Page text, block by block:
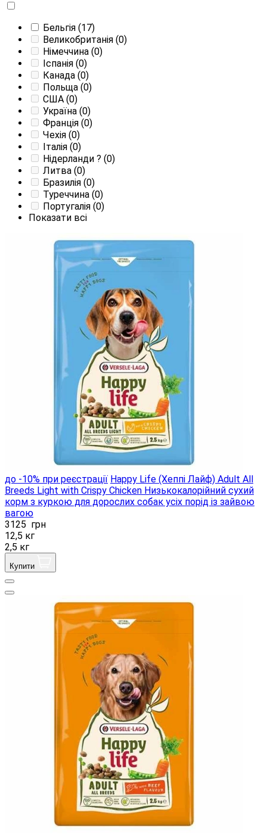
Бельгія (17)
Великобританія (0)
Німеччина (0)
Іспанія (0)
Канада (0)
Польща (0)
США (0)
Україна (0)
Франція (0)
Чехія (0)
Італія (0)
Нідерланди ? (0)
Литва (0)
Бразилія (0)
Туреччина (0)
Португалія (0)
Показати всі
до -10% при реєстрації Happy Life (Хеппі Лайф) Adult All
Breeds Light with Crispy Chicken Низькокалорійний сухий
корм з куркою для дорослих собак усіх порід із зайвою
вагою
3125 грн
12,5 кг
2,5 кг
Купити